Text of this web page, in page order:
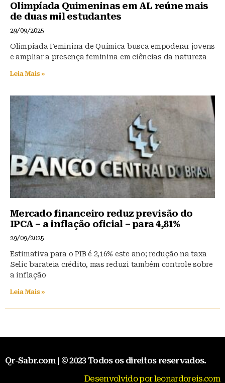
Olimpíada Quimeninas em AL reúne mais
de duas mil estudantes
29/09/2025
Olimpíada Feminina de Química busca empoderar jovens
e ampliar a presença feminina em ciências da natureza
Leia Mais »
Mercado financeiro reduz previsão do
IPCA – a inflação oficial – para 4,81%
29/09/2025
Estimativa para o PIB é 2,16% este ano; redução na taxa
Selic barateia crédito, mas reduzi também controle sobre
a inflação
Leia Mais »
Qr-Sabr.com | © 2023 Todos os direitos reservados.
Desenvolvido por leonardoreis.com